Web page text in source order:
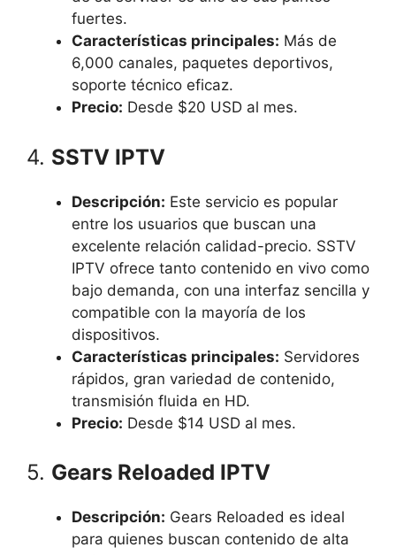
fuertes.
Características principales: Más de
6,000 canales, paquetes deportivos,
soporte técnico eficaz.
Precio: Desde $20 USD al mes.
4. SSTV IPTV
Descripción: Este servicio es popular
entre los usuarios que buscan una
excelente relación calidad-precio. SSTV
IPTV ofrece tanto contenido en vivo como
bajo demanda, con una interfaz sencilla y
compatible con la mayoría de los
dispositivos.
Características principales: Servidores
rápidos, gran variedad de contenido,
transmisión fluida en HD.
Precio: Desde $14 USD al mes.
5. Gears Reloaded IPTV
Descripción: Gears Reloaded es ideal
para quienes buscan contenido de alta